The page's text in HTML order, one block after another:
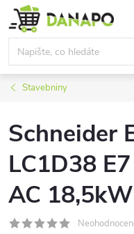
Přejít
na
obsah
Stavebniny
Schneider
LC1D38
AC